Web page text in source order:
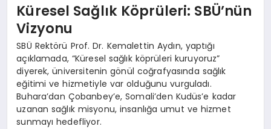
Küresel Sağlık Köprüleri: SBÜ’nün
Vizyonu
SBÜ Rektörü Prof. Dr. Kemalettin Aydın, yaptığı
açıklamada, “Küresel sağlık köprüleri kuruyoruz”
diyerek, üniversitenin gönül coğrafyasında sağlık
eğitimi ve hizmetiyle var olduğunu vurguladı.
Buhara’dan Çobanbey’e, Somali’den Kudüs’e kadar
uzanan sağlık misyonu, insanlığa umut ve hizmet
sunmayı hedefliyor.